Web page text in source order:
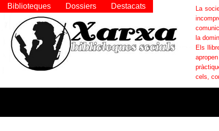
La
la
Els
cels,
Biblioteques Dossiers Destacats